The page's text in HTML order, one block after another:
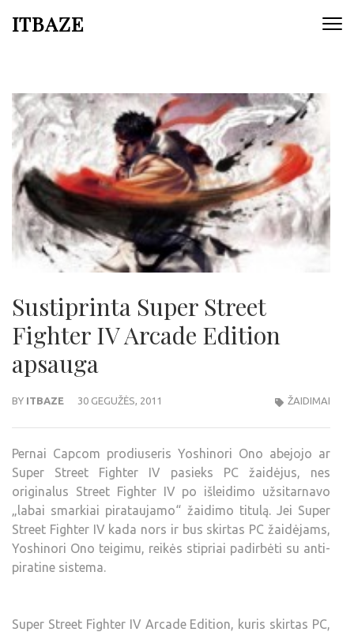
ITBAZE
Sustiprinta Super Street
Fighter IV Arcade Edition
apsauga
BY ITBAZE 30 GEGUŽĖS, 2011 ŽAIDIMAI
Pernai Capcom prodiuseris Yoshinori Ono abejojo ar
Super Street Fighter IV pasieks PC žaidėjus, nes
originalus Street Fighter IV po išleidimo užsitarnavo
„labai smarkiai pirataujamo“ žaidimo titulą. Jei Super
Street Fighter IV kada nors ir bus skirtas PC žaidėjams,
Yoshinori Ono teigimu, reikės stipriai padirbėti su anti-
piratine sistema.
Super Street Fighter IV Arcade Edition, kuris skirtas PC,